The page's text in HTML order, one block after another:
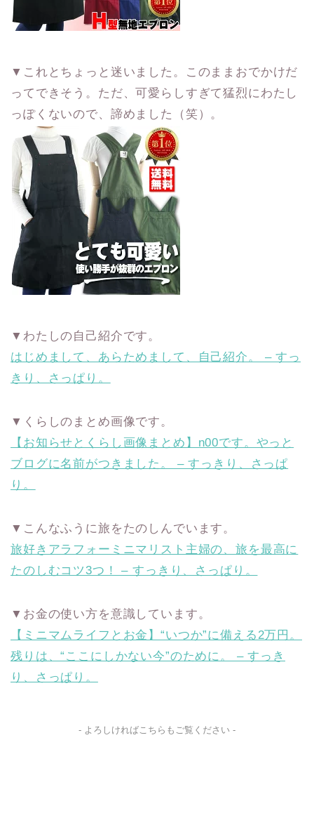
▼これとちょっと迷いました。このままおでかけだ
ってできそう。ただ、可愛らしすぎて猛烈にわたし
っぽくないので、諦めました（笑）。
▼わたしの自己紹介です。
はじめまして、あらためまして、自己紹介。 – すっ
きり、さっぱり。
▼くらしのまとめ画像です。
【お知らせとくらし画像まとめ】n00です。やっと
ブログに名前がつきました。 – すっきり、さっぱ
り。
▼こんなふうに旅をたのしんでいます。
旅好きアラフォーミニマリスト主婦の、旅を最高に
たのしむコツ3つ！ – すっきり、さっぱり。
▼お金の使い方を意識しています。
【ミニマムライフとお金】“いつか”に備える2万円。
残りは、“ここにしかない今”のために。 – すっき
り、さっぱり。
- よろしければこちらもご覧ください -